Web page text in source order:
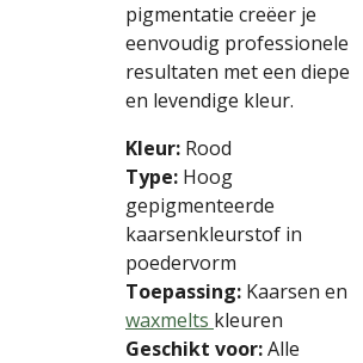
pigmentatie creëer je
eenvoudig professionele
resultaten met een diepe
en levendige kleur.
Kleur: Rood
Type: Hoog
gepigmenteerde
kaarsenkleurstof in
poedervorm
Toepassing: Kaarsen en
waxmelts kleuren
Geschikt voor:Alle